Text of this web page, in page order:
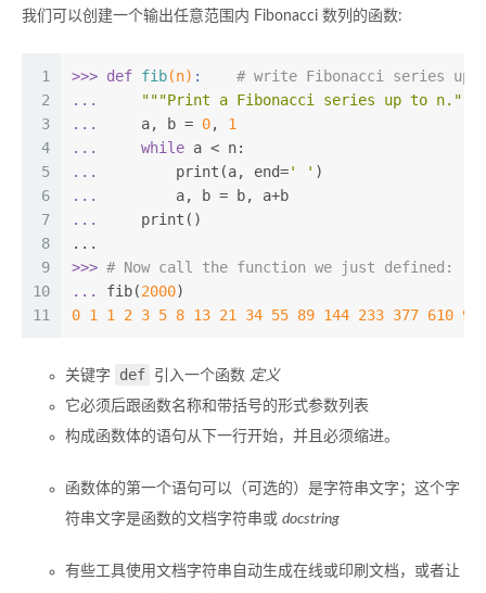
我们可以创建一个输出任意范围内 Fibonacci 数列的函数:
1
2
3
4
5
6
7
8
9
10
11
>>> def fib(n) :
# write Fibonacci series up
...
"""Print a Fibonacci series up to n."""
...
    a, b =
0, 1
...
while a < n:
...
        print(a, end=
' ' )
...
        a, b = b, a+b
...
    print()
...
>>> # Now call the function we just defined:
... fib(2000)
0 1 1 2 3 5 8 13 21 34 55 89 144 233 377 610
关键字 def 引入一个函数 定义
它必须后跟函数名称和带括号的形式参数列表
构成函数体的语句从下一行开始，并且必须缩进。
函数体的第一个语句可以（可选的）是字符串文字；这个字
符串文字是函数的文档字符串或 docstring
有些工具使用文档字符串自动生成在线或印刷文档，或者让